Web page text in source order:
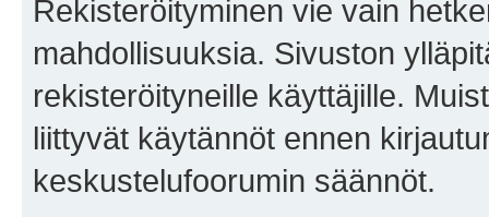
Rekisteröityminen vie vain
mahdollisuuksia. Sivuston
rekisteröityneille käyttäjille.
liittyvät käytännöt ennen
keskustelufoorumin säännöt.